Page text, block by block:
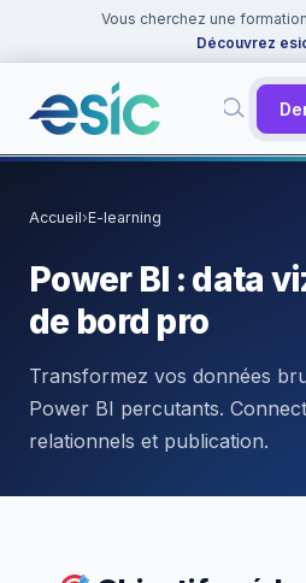
Vous cherchez une
Découvrez
Suggestions : Cybersécurité · ·
Docker
Accueil›E-learning
Power BI : data
de bord pro
Transformez vos données
Power BI percutants.
relationnels et publication.